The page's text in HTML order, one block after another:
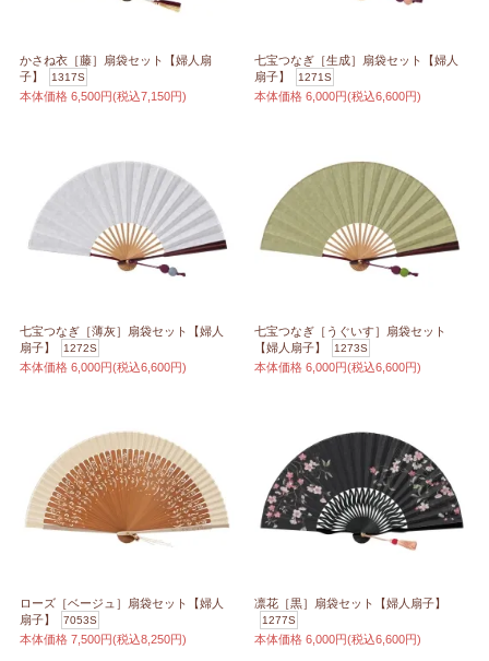
かさね衣［藤］扇袋セット【婦人扇
子】
1317S
本体価格 6,500円(税込7,150円)
七宝つなぎ［生成］扇袋セット【婦人
扇子】
1271S
本体価格 6,000円(税込6,600円)
七宝つなぎ［薄灰］扇袋セット【婦人
扇子】
1272S
本体価格 6,000円(税込6,600円)
七宝つなぎ［うぐいす］扇袋セット
【婦人扇子】
1273S
本体価格 6,000円(税込6,600円)
ローズ［ベージュ］扇袋セット【婦人
扇子】
7053S
本体価格 7,500円(税込8,250円)
凛花［黒］扇袋セット【婦人扇子】
1277S
本体価格 6,000円(税込6,600円)